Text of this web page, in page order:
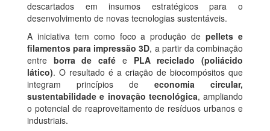
descartados em insumos estratégicos para o
desenvolvimento de novas tecnologias sustentáveis.
A iniciativa tem como foco a produção depellets e
filamentos para impressão 3D, a partir da combinação
entre borra de café e PLA reciclado (poliácido
lático). O resultado é a criação de biocompósitos que
integram princípios de economia circular,
sustentabilidade e inovação tecnológica, ampliando
o potencial de reaproveitamento de resíduos urbanos e
industriais.